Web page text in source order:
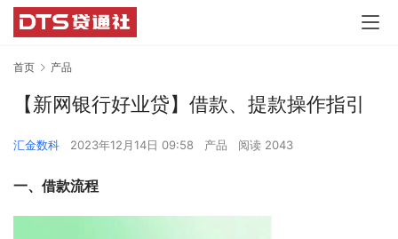
首页 产品
【新网银行好业贷】借款、提款操作指引
汇金数科 2023年12月14日 09:58 产品 阅读 2043
一、借款流程